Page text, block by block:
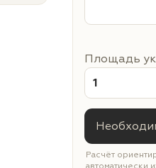
Площадь
Расчёт